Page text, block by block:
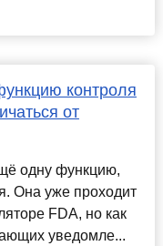
контроля
от
одну функцию,
Она уже проходит
FDA, но как
уведомле...